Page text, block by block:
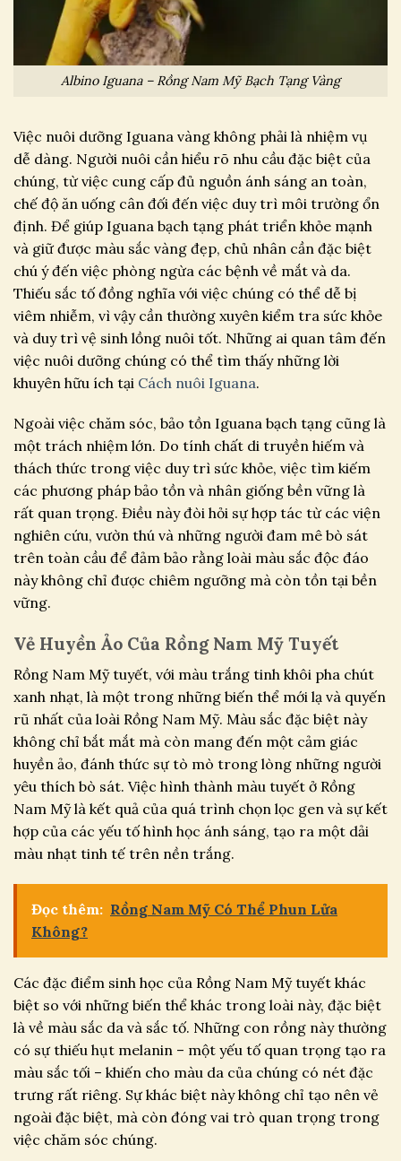
Albino Iguana – Rồng Nam Mỹ Bạch Tạng Vàng
Việc nuôi dưỡng Iguana vàng không phải là nhiệm vụ
dễ dàng. Người nuôi cần hiểu rõ nhu cầu đặc biệt của
chúng, từ việc cung cấp đủ nguồn ánh sáng an toàn,
chế độ ăn uống cân đối đến việc duy trì môi trường ổn
định. Để giúp Iguana bạch tạng phát triển khỏe mạnh
và giữ được màu sắc vàng đẹp, chủ nhân cần đặc biệt
chú ý đến việc phòng ngừa các bệnh về mắt và da.
Thiếu sắc tố đồng nghĩa với việc chúng có thể dễ bị
viêm nhiễm, vì vậy cần thường xuyên kiểm tra sức khỏe
và duy trì vệ sinh lồng nuôi tốt. Những ai quan tâm đến
việc nuôi dưỡng chúng có thể tìm thấy những lời
khuyên hữu ích tại Cách nuôi Iguana.
Ngoài việc chăm sóc, bảo tồn Iguana bạch tạng cũng là
một trách nhiệm lớn. Do tính chất di truyền hiếm và
thách thức trong việc duy trì sức khỏe, việc tìm kiếm
các phương pháp bảo tồn và nhân giống bền vững là
rất quan trọng. Điều này đòi hỏi sự hợp tác từ các viện
nghiên cứu, vườn thú và những người đam mê bò sát
trên toàn cầu để đảm bảo rằng loài màu sắc độc đáo
này không chỉ được chiêm ngưỡng mà còn tồn tại bền
vững.
Vẻ Huyền Ảo Của Rồng Nam Mỹ Tuyết
Rồng Nam Mỹ tuyết, với màu trắng tinh khôi pha chút
xanh nhạt, là một trong những biến thể mới lạ và quyến
rũ nhất của loài Rồng Nam Mỹ. Màu sắc đặc biệt này
không chỉ bắt mắt mà còn mang đến một cảm giác
huyền ảo, đánh thức sự tò mò trong lòng những người
yêu thích bò sát. Việc hình thành màu tuyết ở Rồng
Nam Mỹ là kết quả của quá trình chọn lọc gen và sự kết
hợp của các yếu tố hình học ánh sáng, tạo ra một dải
màu nhạt tinh tế trên nền trắng.
Đọc thêm: Rồng Nam Mỹ Có Thể Phun Lửa
Không?
Các đặc điểm sinh học của Rồng Nam Mỹ tuyết khác
biệt so với những biến thể khác trong loài này, đặc biệt
là về màu sắc da và sắc tố. Những con rồng này thường
có sự thiếu hụt melanin – một yếu tố quan trọng tạo ra
màu sắc tối – khiến cho màu da của chúng có nét đặc
trưng rất riêng. Sự khác biệt này không chỉ tạo nên vẻ
ngoài đặc biệt, mà còn đóng vai trò quan trọng trong
việc chăm sóc chúng.